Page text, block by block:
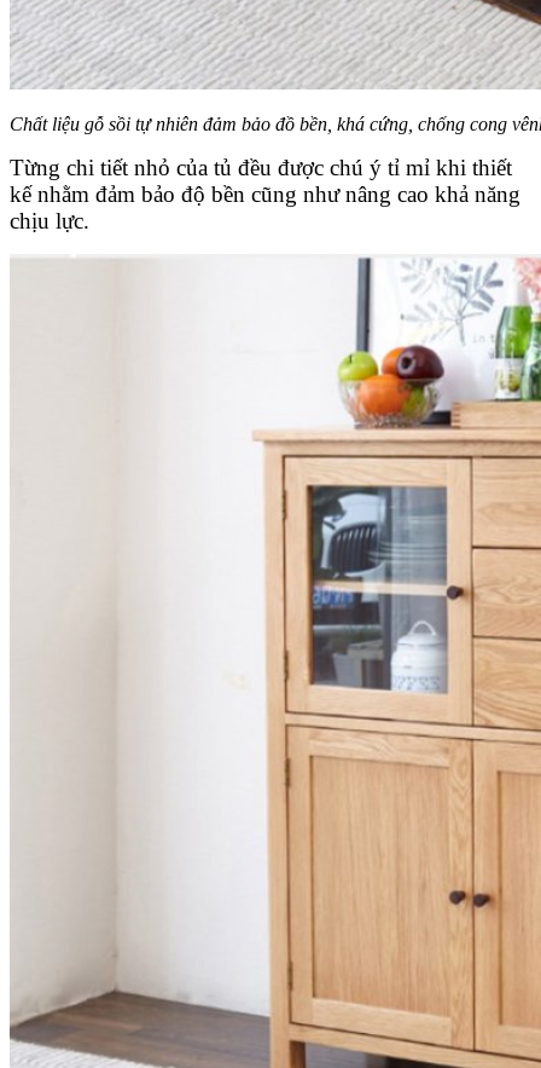
Chất liệu gỗ sồi tự nhiên đảm bảo đồ bền, khá cứng, chống cong
Từng chi tiết nhỏ của tủ đều được chú ý tỉ mỉ khi thiết
kế nhằm đảm bảo độ bền cũng như nâng cao khả năng
chịu lực.